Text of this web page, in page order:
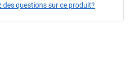
des questions sur ce produit?